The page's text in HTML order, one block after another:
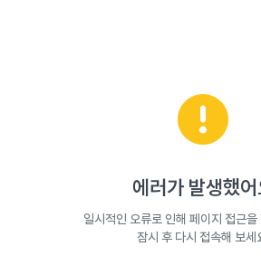
에러가 발생했
일시적인 오류로 인해 페이지 접근을
잠시 후 다시 접속해 보세